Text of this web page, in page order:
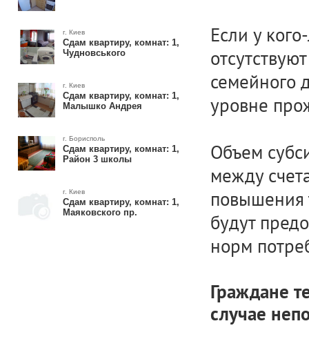
г. Киев
Сдам квартиру, комнат: 1,
Чудновського
г. Киев
Сдам квартиру, комнат: 1,
Малышко Андрея
г. Борисполь
Сдам квартиру, комнат: 1,
Район 3 школы
г. Киев
Сдам квартиру, комнат: 1,
Маяковского пр.
Если у
семейного
уровне
Объем
между
повышения
будут
норм
Граждане
случае